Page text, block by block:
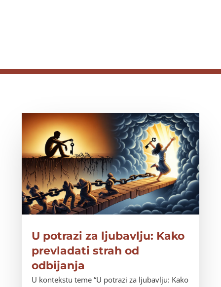
U potrazi za ljubavlju: Kako
prevladati strah od
odbijanja
U kontekstu teme “U potrazi za ljubavlju: Kako